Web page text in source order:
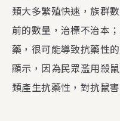
類大多繁殖快速，族群
前的數量，治標不治本
藥，很可能導致抗藥性
顯示，因為民眾濫用殺
類產生抗藥性，對抗鼠